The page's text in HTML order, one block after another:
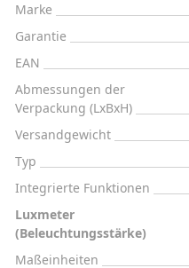
Marke
Garantie
EAN
Abmessungen der
Verpackung (LxBxH)
Versandgewicht
Typ
Integrierte Funktionen
Luxmeter
(Beleuchtungsstärke)
Maßeinheiten